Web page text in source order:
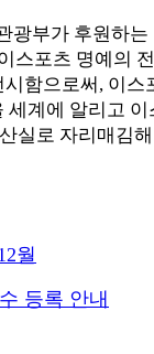
광부가 후원하는
스포츠 명예의
시함으로써, 이스
세계에 알리고 이
실로 자리매김
월
등록 안내